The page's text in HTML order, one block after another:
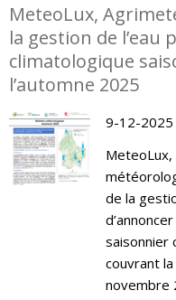
MeteoLux,
la gestion de
climatologique
l’automne 2025
9-12-2025
de la
saisonnier
couvrant
novembre